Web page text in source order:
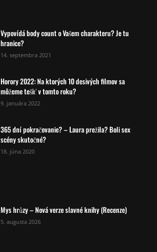
Vypovídá body count o Vašem charakteru? Je tu
hranice?
14. septembra 2021
Horory 2022: Na ktorých 10 desivých filmov sa
môžeme tešiť v tomto roku?
9. januára 2022
365 dní pokračovanie? – Laura prežila? Boli sex
scény skutočné?
18. júna 2020
Mys hrůzy – Nová verze slavné knihy (Recenze)
5. augusta 2026